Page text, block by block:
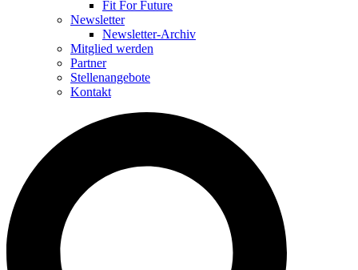
Fit For Future
Newsletter
Newsletter-Archiv
Mitglied werden
Partner
Stellenangebote
Kontakt